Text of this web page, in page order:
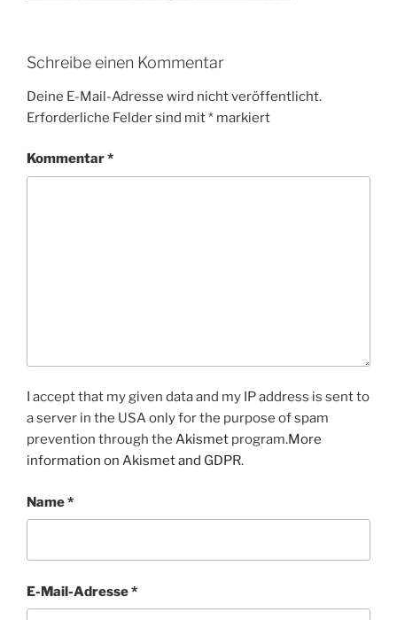
Schreibe einen Kommentar
Deine E-Mail-Adresse wird nicht veröffentlicht.
Erforderliche Felder sind mit* markiert
Kommentar*
I accept that my given data and my IP address is sent to
a server in the USA only for the purpose of spam
prevention through the Akismet program.More
information on Akismet and GDPR.
Name*
E-Mail-Adresse*